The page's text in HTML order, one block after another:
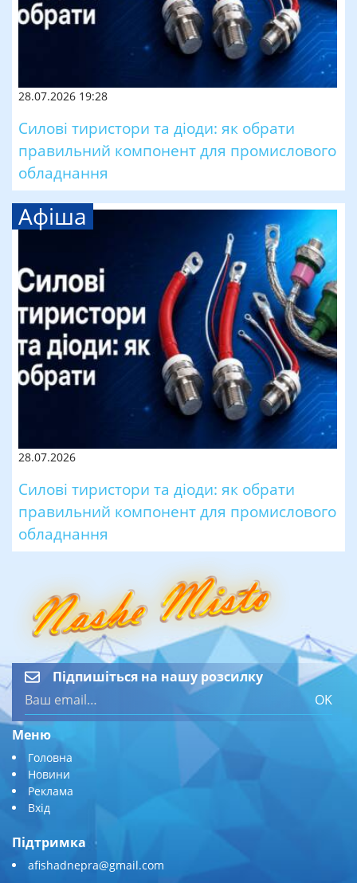
28.07.2026 19:28
Силові тиристори та діоди: як обрати
правильний компонент для промислового
обладнання
Афіша
28.07.2026
Силові тиристори та діоди: як обрати
правильний компонент для промислового
обладнання
Підпишіться на нашу розсилку
OK
Меню
Головна
Новини
Реклама
Вхід
Підтримка
afishadnepra@gmail.com